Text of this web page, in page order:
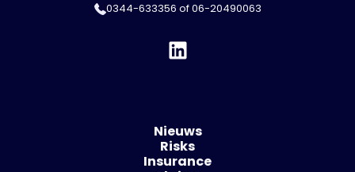
0344-633356 of06-20490063
Nieuws
Risks
Insurance